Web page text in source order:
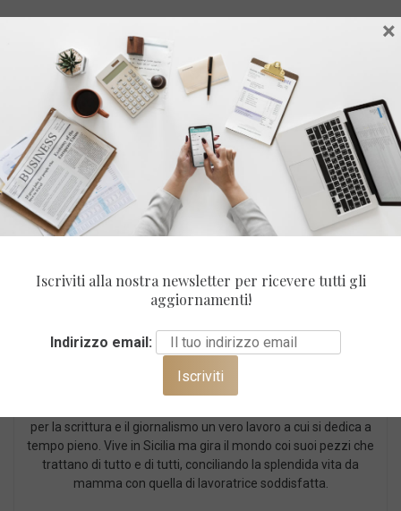
Condividi
Cristina Fontanarosa
per la scrittura e il giornalismo un vero lavoro a cui si dedica a
tempo pieno. Vive in Sicilia ma gira il mondo coi suoi pezzi che
trattano di tutto e di tutti, conciliando la splendida vita da
mamma con quella di lavoratrice soddisfatta.
Iscriviti alla nostra newsletter per ricevere tutti gli
aggiornamenti!
Indirizzo email:
×